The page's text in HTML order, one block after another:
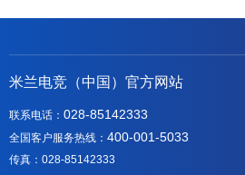
米兰电竞（中国）官方网站
联系电话： 028-85142333
全国客户服务热线： 400-001-5033
传真：028-85142333